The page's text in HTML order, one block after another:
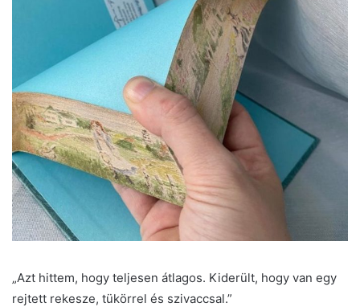
„Azt hittem, hogy teljesen átlagos. Kiderült, hogy van egy
rejtett rekesze, tükörrel és szivaccsal.”